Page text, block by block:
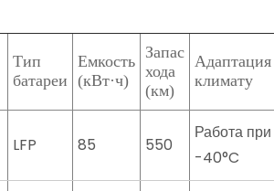
Тип
батареи
Емкость
(кВт·ч)
Запас
хода
(км)
климату
LFP 85 550
Работа при
-40°C